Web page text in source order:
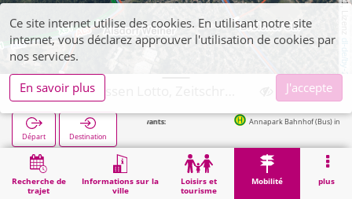
2021, Lizenz
dl-de/by-2-0
Recherche de
trajet
Informations sur la
ville
Loisirs et
tourisme
Mobilité plus
Départ Destination
Annapark Bahnhof (Bus) in 106m
Démarrage Vente de billets Alsdorf, Niessen Lotto, Zeitschriften
Ce site internet utilise des cookies. En utilisant notre site
internet, vous déclarez approuver l'utilisation de cookies par
nos services.
En savoir plus
J'accepte